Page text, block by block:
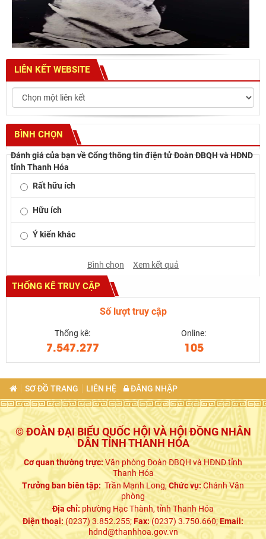
LIÊN KẾT WEBSITE
BÌNH CHỌN
Đánh giá của bạn về Cổng thông tin điện tử Đoàn ĐBQH và HĐND
tỉnh Thanh Hóa
Rất hữu ích
Hữu ích
Ý kiến khác
Bình chọn Xem kết quả
THỐNG KÊ TRUY CẬP
Số lượt truy cập
Thống kê:
7.547.277
Online:
105
SƠ ĐỒ TRANG LIÊN HỆ ĐĂNG NHẬP
© ĐOÀN ĐẠI BIỂU QUỐC HỘI VÀ HỘI ĐỒNG NHÂN
DÂN TỈNH THANH HÓA
Cơ quan thường trực:Văn phòng Đoàn ĐBQH và HĐND tỉnh
Thanh Hóa
Trưởng ban biên tập: Trần Mạnh Long,Chức vụ:Chánh Văn
phòng
Địa chỉ: phường Hạc Thành, tỉnh Thanh Hóa
Điện thoại: (0237) 3.852.255;Fax:(0237) 3.750.660;Email:
hdnd@thanhhoa.gov.vn